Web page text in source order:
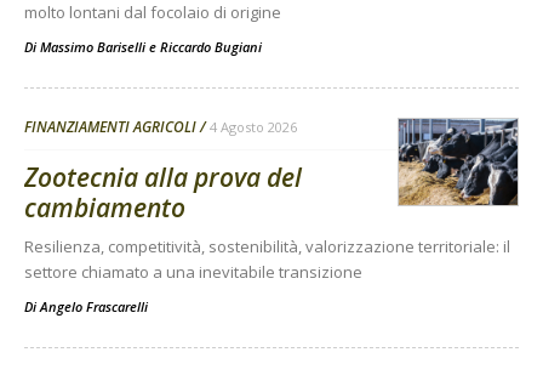
molto lontani dal focolaio di origine
Di Massimo Bariselli e Riccardo Bugiani
FINANZIAMENTI AGRICOLI 4 Agosto 2026
Zootecnia alla prova del
cambiamento
Resilienza, competitività, sostenibilità, valorizzazione territoriale: il
settore chiamato a una inevitabile transizione
DiAngelo Frascarelli